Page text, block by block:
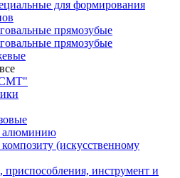
для формирования
прямозубые
прямозубые
алюминию
(искусственному
инструмент и